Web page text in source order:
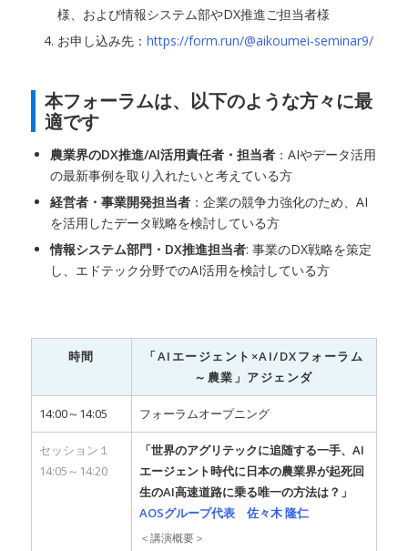
様、および情報システム部やDX推進ご担当者様
お申し込み先： https://form.run/@aikoumei-seminar9/
本フォーラムは、以下のような方々に最
適です
農業界のDX推進/AI活用責任者・担当者：AIやデータ活用
の最新事例を取り入れたいと考えている方
経営者・事業開発担当者：企業の競争力強化のため、AI
を活用したデータ戦略を検討している方
情報システム部門・DX推進担当者: 事業のDX戦略を策定
し、エドテック分野でのAI活用を検討している方
時間
「AIエージェント×AI/DXフォーラム
～農業」アジェンダ
14:00～14:05 フォーラムオープニング
セッション１
14:05～14:20
「世界のアグリテックに追随する一手、AI
エージェント時代に日本の農業界が起死回
生のAI高速道路に乗る唯一の方法は？」
AOSグループ代表 佐々木 隆仁
＜講演概要＞